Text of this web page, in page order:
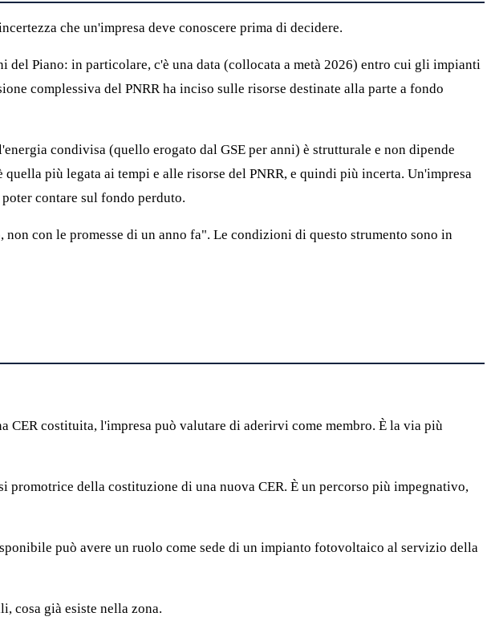
che un'impresa deve conoscere prima di decidere.
Piano: in particolare, c'è una data (collocata a metà 2026) entro cui gli impianti
complessiva del PNRR ha inciso sulle risorse destinate alla parte a fondo
condivisa (quello erogato dal GSE per anni) è strutturale e non dipende
più legata ai tempi e alle risorse del PNRR, e quindi più incerta. Un'impresa
contare sul fondo perduto.
con le promesse di un anno fa". Le condizioni di questo strumento sono in
CER costituita, l'impresa può valutare di aderirvi come membro. È la via più
della costituzione di una nuova CER. È un percorso più impegnativo,
può avere un ruolo come sede di un impianto fotovoltaico al servizio della
cosa già esiste nella zona.